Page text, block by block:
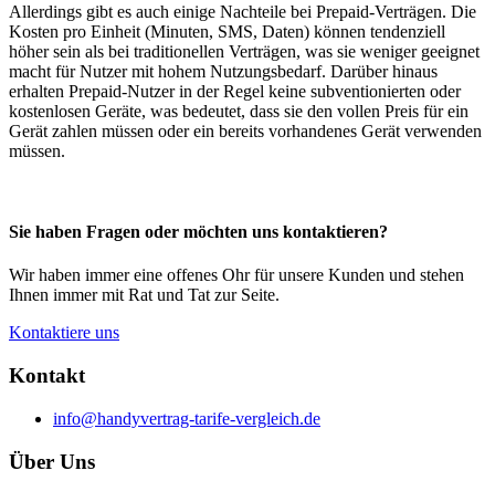
Allerdings gibt es auch einige Nachteile bei Prepaid-Verträgen. Die
Kosten pro Einheit (Minuten, SMS, Daten) können tendenziell
höher sein als bei traditionellen Verträgen, was sie weniger geeignet
macht für Nutzer mit hohem Nutzungsbedarf. Darüber hinaus
erhalten Prepaid-Nutzer in der Regel keine subventionierten oder
kostenlosen Geräte, was bedeutet, dass sie den vollen Preis für ein
Gerät zahlen müssen oder ein bereits vorhandenes Gerät verwenden
müssen.
Sie haben Fragen oder möchten uns kontaktieren?
Wir haben immer eine offenes Ohr für unsere Kunden und stehen
Ihnen immer mit Rat und Tat zur Seite.
Kontaktiere uns
Kontakt
info@handyvertrag-tarife-vergleich.de
Über Uns